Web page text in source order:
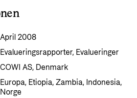
og lenker
April 2008
Evalueringsrapporter, Evalueringer
COWI AS, Denmark
Europa, Etiopia, Zambia, Indonesia,
Norge